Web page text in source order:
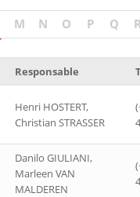
M N O P Q
Responsable
Henri HOSTERT,
Christian STRASSER
Danilo GIULIANI,
Marleen VAN
MALDEREN